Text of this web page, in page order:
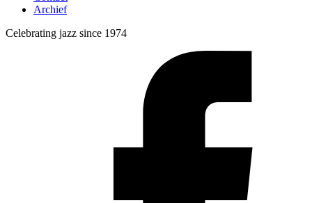
Archief
Celebrating jazz since 1974